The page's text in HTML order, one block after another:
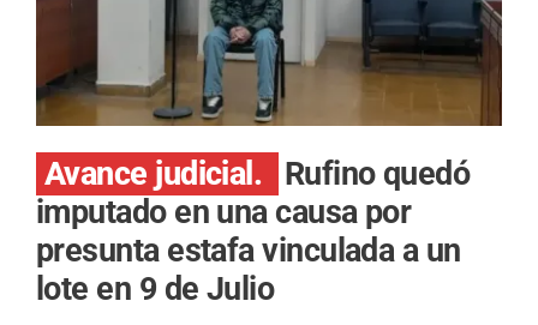
Avance judicial.
Rufino quedó
imputado en una causa por
presunta estafa vinculada a un
lote en 9 de Julio